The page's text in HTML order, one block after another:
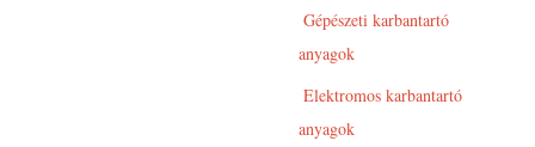
Gépészeti karbantartó
anyagok
Elektromos karbantartó
anyagok